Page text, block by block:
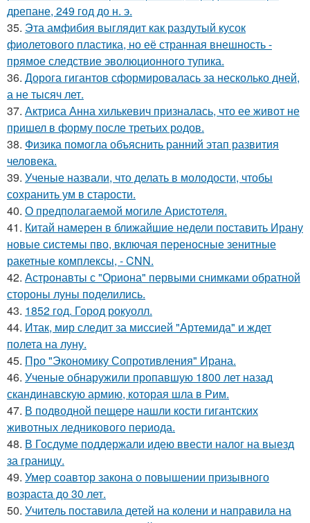
дрепане, 249 год до н. э.
35. Эта амфибия выглядит как раздутый кусок
фиолетового пластика, но её странная внешность -
прямое следствие эволюционного тупика.
36. Дорога гигантов сформировалась за несколько дней,
а не тысяч лет.
37. Актриса Анна хилькевич призналась, что ее живот не
пришел в форму после третьих родов.
38. Физика помогла объяснить ранний этап развития
человека.
39. Ученые назвали, что делать в молодости, чтобы
сохранить ум в старости.
40. О предполагаемой могиле Аристотеля.
41. Китай намерен в ближайшие недели поставить Ирану
новые системы пво, включая переносные зенитные
ракетные комплексы, - CNN.
42. Астронавты с "Ориона" первыми снимками обратной
стороны луны поделились.
43. 1852 год. Город рокуолл.
44. Итак, мир следит за миссией "Артемида" и ждет
полета на луну.
45. Про "Экономику Сопротивления" Ирана.
46. Ученые обнаружили пропавшую 1800 лет назад
скандинавскую армию, которая шла в Рим.
47. В подводной пещере нашли кости гигантских
животных ледникового периода.
48. В Госдуме поддержали идею ввести налог на выезд
за границу.
49. Умер соавтор закона о повышении призывного
возраста до 30 лет.
50. Учитель поставила детей на колени и направила на